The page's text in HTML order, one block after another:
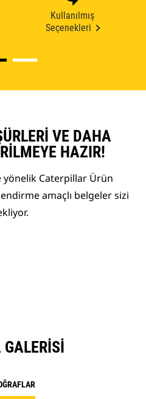
Kullanılmış
Seçenekleri
VE DAHA
HAZIR!
yönelik Caterpillar Ürün
amaçlı belgeler sizi
GALERISI